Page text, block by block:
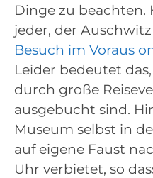
Dinge zu beachten.
jeder, der
Besuch im Voraus
Leider bedeutet
durch große
ausgebucht sind.
Museum selbst in
auf eigene Faust
Uhr verbietet, so